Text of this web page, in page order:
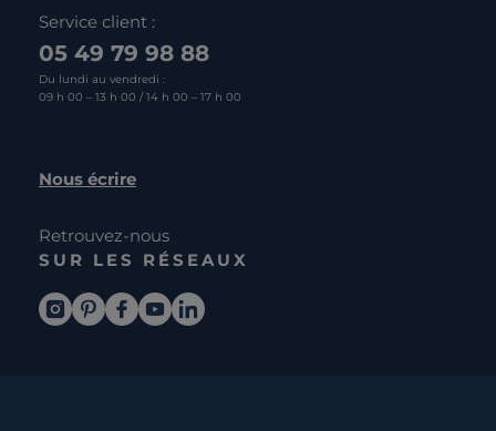
Service client :
05 49 79 98 88
Du lundi au vendredi :
09 h 00 – 13 h 00 / 14 h 00 – 17 h 00
Nous écrire
Retrouvez-nous
SUR LES RÉSEAUX